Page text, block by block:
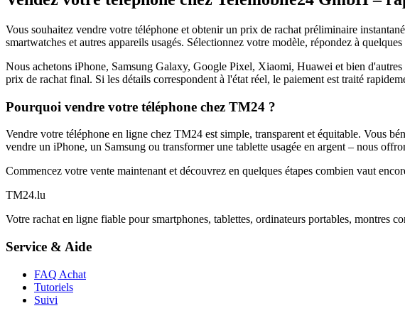
Vous souhaitez vendre votre téléphone et obtenir un prix de rachat préliminaire
smartwatches et autres appareils usagés. Sélectionnez votre modèle, répondez à
Nous achetons iPhone, Samsung Galaxy, Google Pixel, Xiaomi, Huawei et bien
prix de rachat final. Si les détails correspondent à l'état réel, le paiement est traité
Pourquoi vendre votre téléphone chez TM24 ?
Vendre votre téléphone en ligne chez TM24 est simple, transparent et équitable. Vous
vendre un iPhone, un Samsung ou transformer une tablette usagée en argent – nous
Commencez votre vente maintenant et découvrez en quelques étapes combien vaut
TM24.lu
Votre rachat en ligne fiable pour smartphones, tablettes, ordinateurs portables, montres
Service & Aide
FAQ Achat
Tutoriels
Suivi